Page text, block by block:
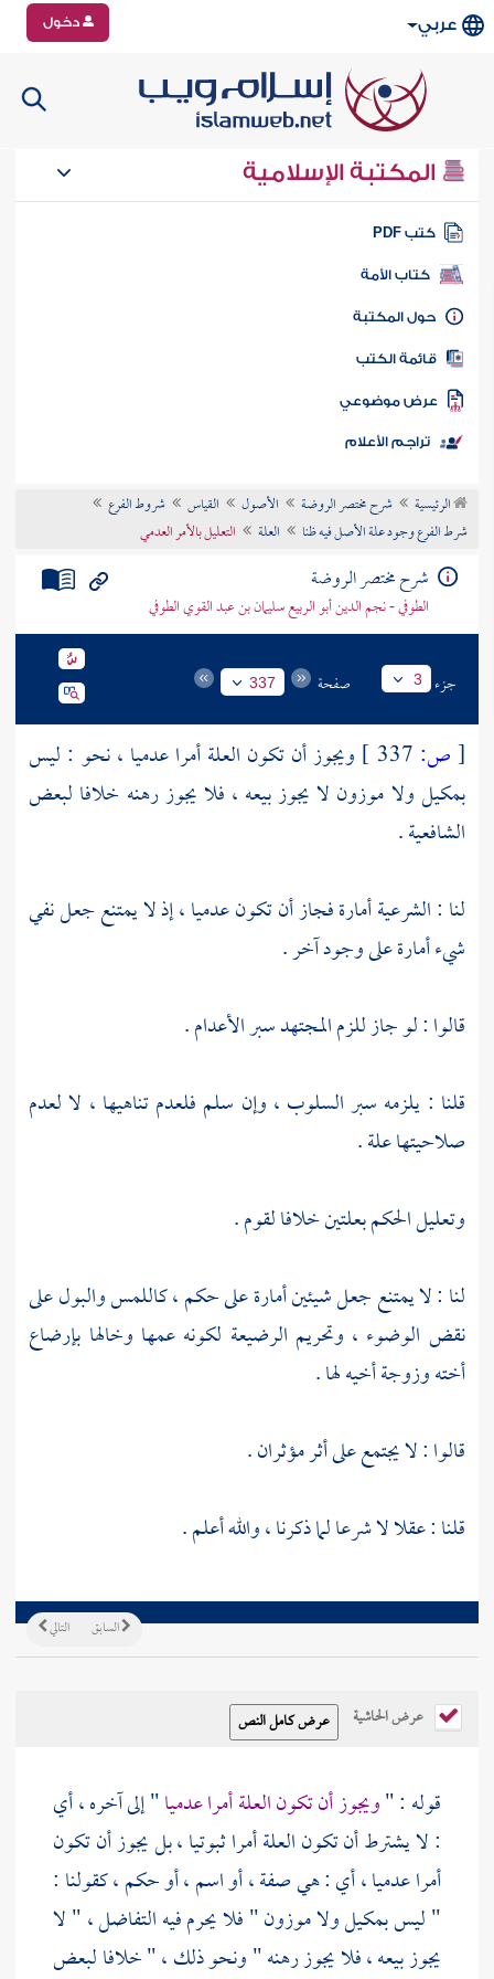
عربي دخول
المكتبة الإسلامية
كتب PDF
كتاب الأمة
المكتبة
الكتب
موضوعي
تراجم الأعلام
الرئيسية شرح مختصر الروضة الأصول القياس
شروط الفرع
شرط الفرع وجود علة الأصل فيه ظنا
العلة التعليل بالأمر العدمي
شرح مختصر الروضة
الطوفي - نجم الدين أبو الربيع سليمان بن عبد القوي الطوفي
جزء 3 صفحة 337
[ص:
ويجوز أن تكون العلة أمرا عدميا ، نحو : ليس
بمكيل ولا موزون لا يجوز بيعه ، فلا يجوز رهنه خلافا لبعض
الشافعية .
لنا : الشرعية أمارة فجاز أن تكون عدميا ، إذ لا يمتنع جعل نفي
شيء أمارة على وجود آخر .
قالوا : لو جاز للزم المجتهد سبر الأعدام .
قلنا : يلزمه سبر السلوب ، وإن سلم فلعدم تناهيها ، لا لعدم
صلاحيتها علة .
وتعليل الحكم بعلتين خلافا لقوم .
لنا : لا يمتنع جعل شيئين أمارة على حكم ، كاللمس والبول على
نقض الوضوء ، وتحريم الرضيعة لكونه عمها وخالها بإرضاع
أخته وزوجة أخيه لها .
قالوا : لا يجتمع على أثر مؤثران .
قلنا : عقلا لا شرعا لما ذكرنا ، والله أعلم .
التالي السابق
عرض الحاشية
قوله : "ويجوز أن تكون العلة أمرا عدميا" إلى آخره ، أي
: لا يشترط أن تكون العلة أمرا ثبوتيا ، بل يجوز أن تكون
أمرا عدميا ، أي : هي صفة ، أو اسم ، أو حكم ، كقولنا :
" ليس بمكيل ولا موزون " فلا يحرم فيه التفاضل ، " لا
يجوز بيعه ، فلا يجوز رهنه " ونحو ذلك ، " خلافا لبعض